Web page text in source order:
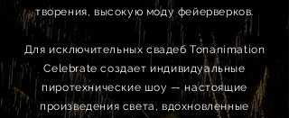
творения, высокую моду фейерверков.
Для исключительных свадеб Tonanimation
Celebrate создает индивидуальные
пиротехнические шоу — настоящие
произведения света, вдохновленные